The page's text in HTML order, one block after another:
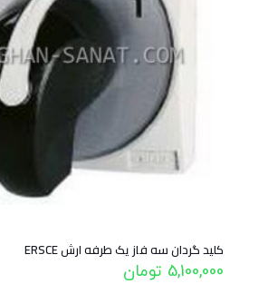
کلید گردان سه فاز یک طرفه ارش ERSCE
5,100,000 تومان